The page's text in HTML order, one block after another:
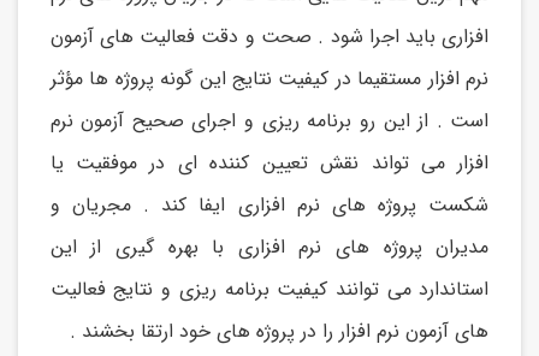
افزاری باید اجرا شود . صحت و دقت فعالیت های آزمون
نرم افزار مستقیما در کیفیت نتایج این گونه پروژه ها مؤثر
است . از این رو برنامه ریزی و اجرای صحیح آزمون نرم
افزار می تواند نقش تعیین کننده ای در موفقیت یا
شکست پروژه های نرم افزاری ایفا کند . مجریان و
مدیران پروژه های نرم افزاری با بهره گیری از این
استاندارد می توانند کیفیت برنامه ریزی و نتایج فعالیت
های آزمون نرم افزار را در پروژه های خود ارتقا بخشند .